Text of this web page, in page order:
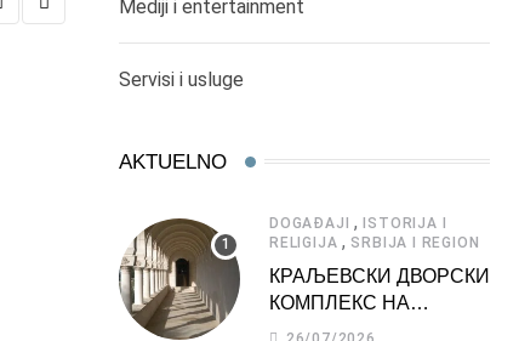
ČIKAGO DEŠAVANJA,DOGAĐAJI,SEVERNA AMERIKA,
BAJAGA I INSTRUKTORI ZAVRŠILI SEVERNO
TURNEJU KONCERTOM U
20/11/2022
Mediji i entertainment
Servisi i usluge
AKTUELNO
DOGAĐAJI ,ISTORIJA I
RELIGIJA , SRBIJA I REGION
КРАЉЕВСКИ ДВОРСКИ
КОМПЛЕКС НА
ДЕДИЊУ –